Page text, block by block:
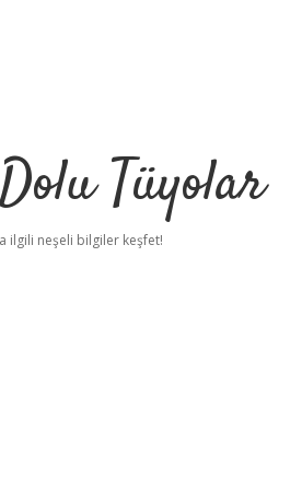
Tüyolar
ilgili neşeli bilgiler keşfet!